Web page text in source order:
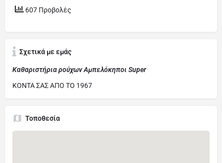
607 Προβολές
Σχετικά με εμάς
Καθαριστήρια ρούχων Αμπελόκηποι Super
ΚΟΝΤΑ ΣΑΣ ΑΠΟ ΤΟ 1967
Τοποθεσία